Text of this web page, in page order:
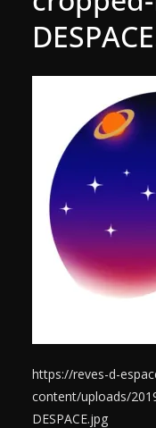
https://reves-d-
content/uploads/
DESPACE.jpg